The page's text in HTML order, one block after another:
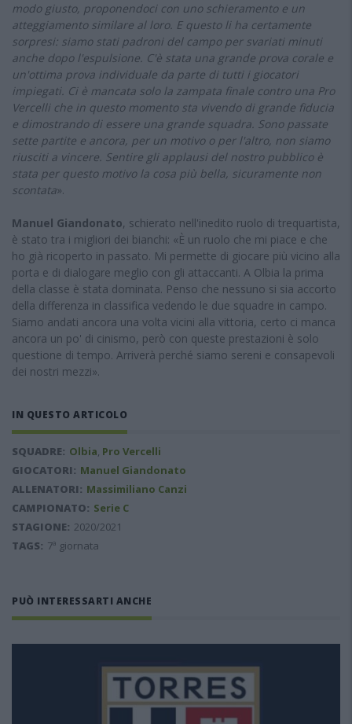
modo giusto, proponendoci con uno schieramento e un
atteggiamento similare al loro. E questo li ha certamente
sorpresi: siamo stati padroni del campo per svariati minuti
anche dopo l'espulsione. C'è stata una grande prova corale e
un'ottima prova individuale da parte di tutti i giocatori
impiegati. Ci è mancata solo la zampata finale contro una Pro
Vercelli che in questo momento sta vivendo di grande fiducia
e dimostrando di essere una grande squadra. Sono passate
sette partite e ancora, per un motivo o per l'altro, non siamo
riusciti a vincere. Sentire gli applausi del nostro pubblico è
stata per questo motivo la cosa più bella, sicuramente non
scontata».
Manuel Giandonato, schierato nell'inedito ruolo di trequartista,
è stato tra i migliori dei bianchi: «È un ruolo che mi piace e che
ho già ricoperto in passato. Mi permette di giocare più vicino alla
porta e di dialogare meglio con gli attaccanti. A Olbia la prima
della classe è stata dominata. Penso che nessuno si sia accorto
della differenza in classifica vedendo le due squadre in campo.
Siamo andati ancora una volta vicini alla vittoria, certo ci manca
ancora un po' di cinismo, però con queste prestazioni è solo
questione di tempo. Arriverà perché siamo sereni e consapevoli
dei nostri mezzi».
IN QUESTO ARTICOLO
SQUADRE: Olbia, Pro Vercelli
GIOCATORI: Manuel Giandonato
ALLENATORI: Massimiliano Canzi
CAMPIONATO: Serie C
STAGIONE: 2020/2021
TAGS: 7ª giornata
PUÒ INTERESSARTI ANCHE